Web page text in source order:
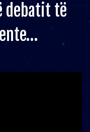
debatit të